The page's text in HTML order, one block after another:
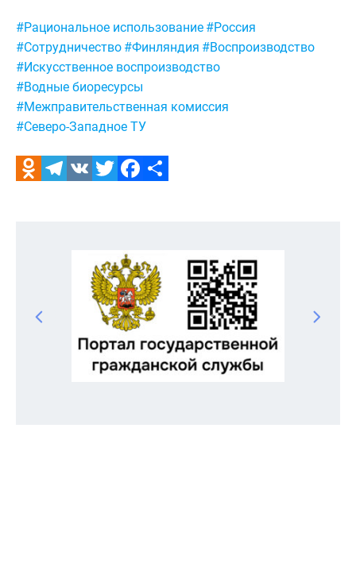
Метки:
#Рациональное использование #Россия
#Сотрудничество #Финляндия #Воспроизводство
#Искусственное воспроизводство
#Водные биоресурсы
#Межправительственная комиссия
#Северо-Западное ТУ